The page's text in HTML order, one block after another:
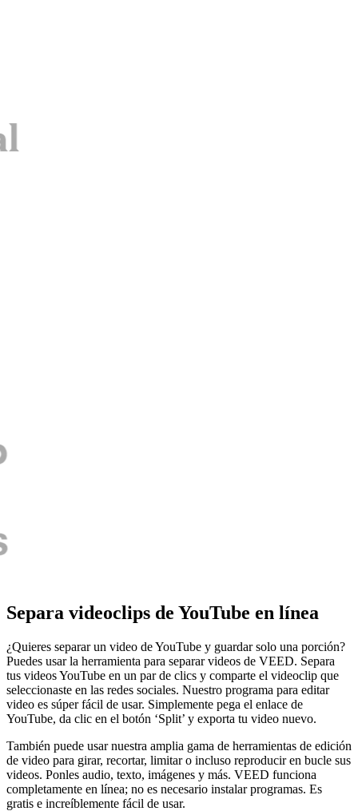
Separa videoclips de YouTube en línea
¿Quieres separar un video de YouTube y guardar solo una porción?
Puedes usar la herramienta para separar videos de VEED. Separa
tus videos YouTube en un par de clics y comparte el videoclip que
seleccionaste en las redes sociales. Nuestro programa para editar
video es súper fácil de usar. Simplemente pega el enlace de
YouTube, da clic en el botón ‘Split’ y exporta tu video nuevo.
También puede usar nuestra amplia gama de herramientas de edición
de video para girar, recortar, limitar o incluso reproducir en bucle sus
videos. Ponles audio, texto, imágenes y más. VEED funciona
completamente en línea; no es necesario instalar programas. Es
gratis e increíblemente fácil de usar.